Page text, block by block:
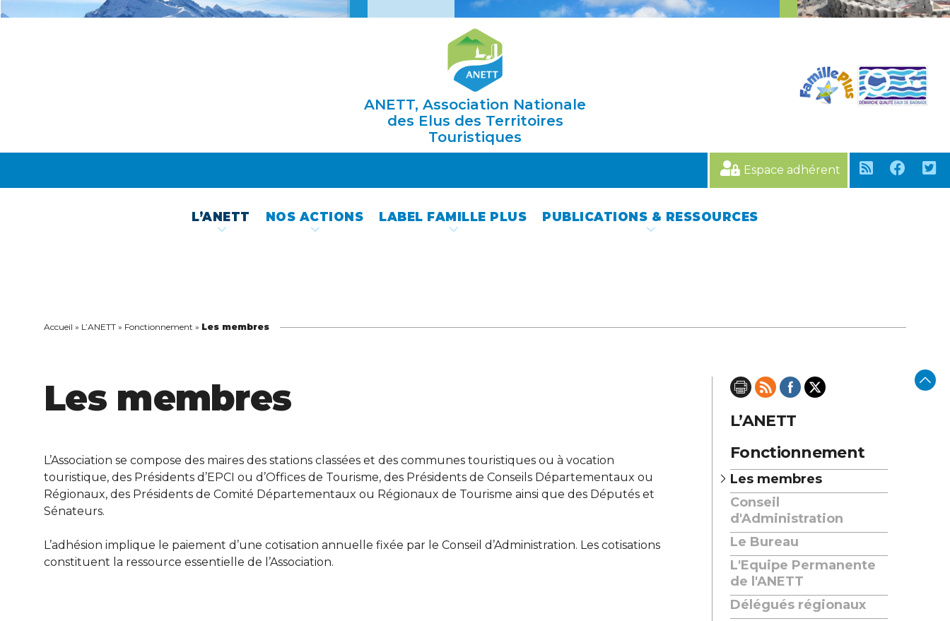
ANETT, Association Nationale
des Elus des Territoires
Touristiques
Espace adhérent
L’ANETT NOS ACTIONS LABEL FAMILLE PLUS PUBLICATIONS & RESSOURCES
Accueil » L’ANETT » Fonctionnement » Les membres
Les membres
L’Association se compose des maires des stations classées et des communes touristiques ou à vocation
touristique, des Présidents d’EPCI ou d’Offices de Tourisme, des Présidents de Conseils Départementaux ou
Régionaux, des Présidents de Comité Départementaux ou Régionaux de Tourisme ainsi que des Députés et
Sénateurs.
L’adhésion implique le paiement d’une cotisation annuelle fixée par le Conseil d’Administration. Les cotisations
constituent la ressource essentielle de l’Association.
L’ANETT
Fonctionnement
Les membres
Conseil
d'Administration
Le Bureau
L'Equipe Permanente
de l'ANETT
Délégués régionaux